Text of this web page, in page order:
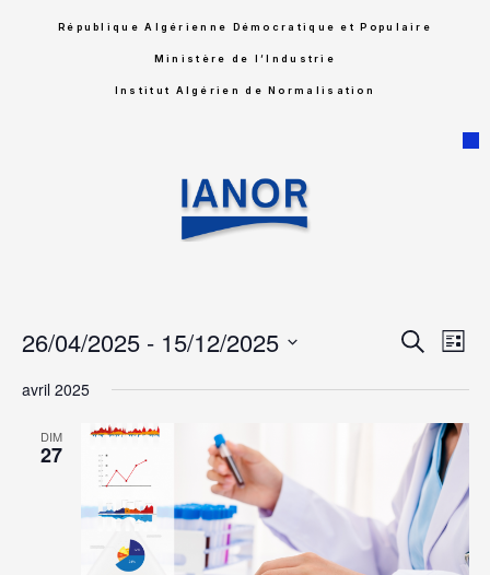
République Algérienne Démocratique et Populaire
Ministère de l’Industrie
Institut Algérien de Normalisation
et
de
vues
Recherche
Liste
26/04/2025 - 15/12/2025
une
date.
avril 2025
DIM
27